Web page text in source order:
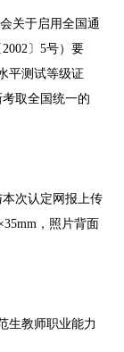
关于启用全国通
〕5号）要
平测试等级证
取全国统一的
次认定网报上传
，照片背面
生教师职业能力